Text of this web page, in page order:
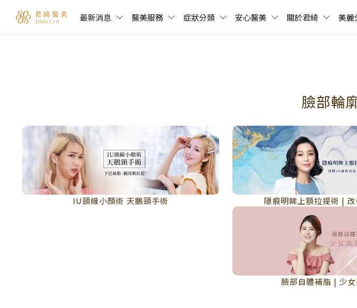
最新消息 醫美服務 症狀分類 安心醫美 關於君綺 美麗
臉部輪
IU頸線小顏術 天鵝頸手術 隱痕明眸上額拉提術 |
臉部自體補脂 | 少